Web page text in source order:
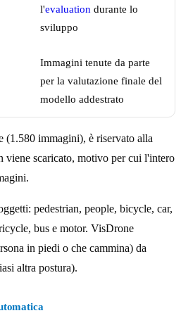
l'evaluation durante lo
sviluppo
Immagini tenute da parte
per la valutazione finale del
modello addestrato
(1.580 immagini), è riservato alla
viene scaricato, motivo per cui l'intero
pedestrian, people, bicycle, car,
bus e motor. VisDrone
in piedi o che cammina) da
altra postura).